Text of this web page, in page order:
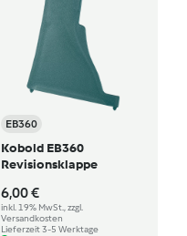
EB360
Kobold EB360
Revisionsklappe
6,00 €
inkl. 19% MwSt., zzgl.
Versandkosten
Lieferzeit 3-5 Werktage